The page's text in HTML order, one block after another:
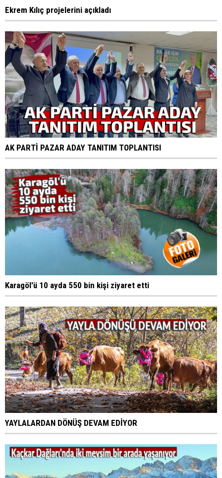
Ekrem Kılıç projelerini açıkladı
AK PARTİ PAZAR ADAY TANITIM TOPLANTISI
Karagöl'ü 10 ayda 550 bin kişi ziyaret etti
YAYLALARDAN DÖNÜŞ DEVAM EDİYOR